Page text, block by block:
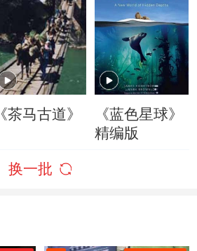
《茶马古道》
《蓝色星球》
精编版
换一批